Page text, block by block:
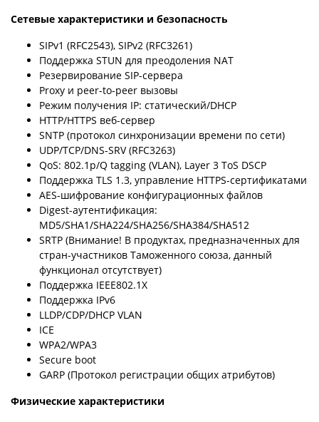
Сетевые характеристики и безопасность
SIPv1 (RFC2543), SIPv2 (RFC3261)
Поддержка STUN для преодоления NAT
Резервирование SIP-сервера
Proxy и peer-to-peer вызовы
Режим получения IP: статический/DHCP
HTTP/HTTPS веб-сервер
SNTP (протокол синхронизации времени по сети)
UDP/TCP/DNS-SRV (RFC3263)
QoS: 802.1p/Q tagging (VLAN), Layer 3 ToS DSCP
Поддержка TLS 1.3, управление HTTPS-сертификатами
AES-шифрование конфигурационных файлов
Digest-аутентификация:
MD5/SHA1/SHA224/SHA256/SHA384/SHA512
SRTP (Внимание! В продуктах, предназначенных для
стран-участников Таможенного союза, данный
функционал отсутствует)
Поддержка IEEE802.1X
Поддержка IPv6
LLDP/CDP/DHCP VLAN
ICE
WPA2/WPA3
Secure boot
GARP (Протокол регистрации общих атрибутов)
Физические характеристики